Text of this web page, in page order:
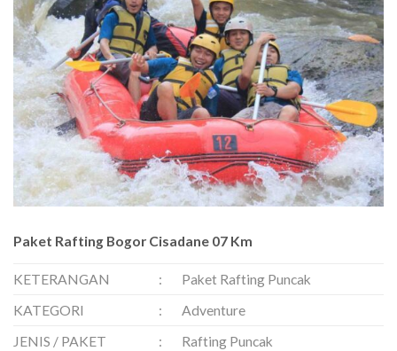
Paket Rafting Bogor Cisadane 07 Km
KETERANGAN :
Paket Rafting Puncak
KATEGORI
:
Adventure
JENIS / PAKET
:
Rafting Puncak